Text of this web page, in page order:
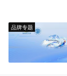
品牌专题